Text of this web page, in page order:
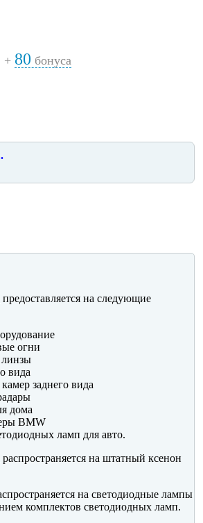
+ 80 бонуса
предоставляется на следующие
огни
вида
заднего вида
дома
BMW
ламп для авто.
распространяется на штатный ксенон
на светодиодные лампы
комплектов светодиодных ламп.